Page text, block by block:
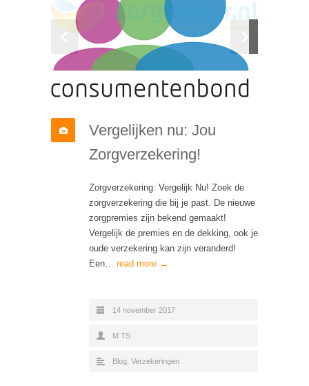
Vergelijken nu: Jou
Zorgverzekering!
Zorgverzekering: Vergelijk Nu! Zoek de
zorgverzekering die bij je past. De nieuwe
zorgpremies zijn bekend gemaakt!
Vergelijk de premies en de dekking, ook je
oude verzekering kan zijn veranderd!
Een… read more →
14 november 2017
M TS
Blog Verzekeringen